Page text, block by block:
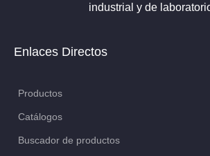
industrial y de
Enlaces Directos
Productos
Catálogos
Buscador de productos